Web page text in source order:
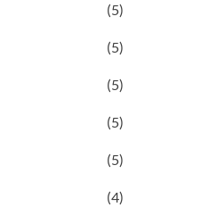
(5)
(5)
(5)
(5)
(5)
(4)